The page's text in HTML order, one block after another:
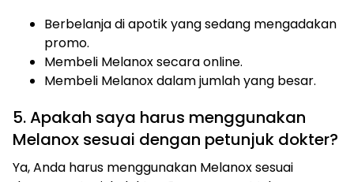
Berbelanja di apotik yang sedang mengadakan
promo.
Membeli Melanox secara online.
Membeli Melanox dalam jumlah yang besar.
5. Apakah saya harus menggunakan
Melanox sesuai dengan petunjuk dokter?
Ya, Anda harus menggunakan Melanox sesuai